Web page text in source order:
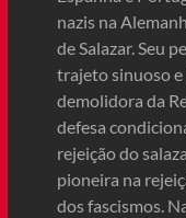
nazis na
de Salazar. Seu
trajeto sinuoso
demolidora da
defesa
rejeição do
pioneira na
dos fascismos.